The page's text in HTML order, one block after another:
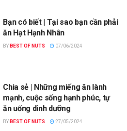
Bạn có biết | Tại sao bạn cần phải
ăn Hạt Hạnh Nhân
BY BEST OF NUTS 07/06/2024
Chia sẻ | Những miếng ăn lành
mạnh, cuộc sống hạnh phúc, tự
ăn uống dinh dưỡng
BY BEST OF NUTS 27/05/2024